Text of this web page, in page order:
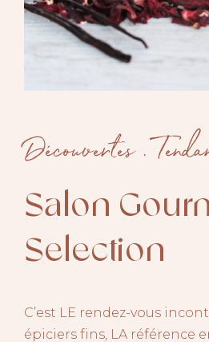
Découvertes.
Salon
Selection
C’est LE rendez-vous
épiciers fins, LA référence